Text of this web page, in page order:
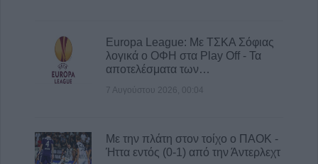
Europa League: Με ΤΣΚΑ Σόφιας
λογικά ο ΟΦΗ στα Play Off - Τα
αποτελέσματα των…
7 Αυγούστου 2026, 00:04
Με την πλάτη στον τοίχο ο ΠΑΟΚ -
Ήττα εντός (0-1) από την Άντερλεχτ